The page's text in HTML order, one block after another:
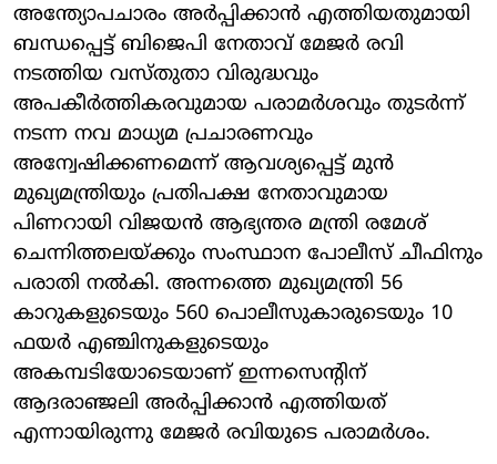
അന്ത്യോപചാരം അര്‍പ്പിക്കാന്‍ എത്തിയതുമായി
ബന്ധപ്പെട്ട് ബിജെപി നേതാവ് മേജര്‍ രവി
നടത്തിയ വസ്തുതാ വിരുദ്ധവും
അപകീര്‍ത്തികരവുമായ പരാമര്‍ശവും തുടര്‍ന്ന്
നടന്ന നവ മാധ്യമ പ്രചാരണവും
അന്വേഷിക്കണമെന്ന് ആവശ്യപ്പെട്ട് മുന്‍
മുഖ്യമന്ത്രിയും പ്രതിപക്ഷ നേതാവുമായ
പിണറായി വിജയന്‍ ആഭ്യന്തര മന്ത്രി രമേശ്
ചെന്നിത്തലയ്ക്കും സംസ്ഥാന പോലീസ് ചീഫിനും
പരാതി നല്‍കി. അന്നത്തെ മുഖ്യമന്ത്രി 56
കാറുകളുടെയും 560 പൊലീസുകാരുടെയും 10
ഫയര്‍ എഞ്ചിനുകളുടെയും
അകമ്പടിയോടെയാണ് ഇന്നസെന്റിന്
ആദരാഞ്ജലി അര്‍പ്പിക്കാന്‍ എത്തിയത്
എന്നായിരുന്നു മേജര്‍ രവിയുടെ പരാമര്‍ശം.